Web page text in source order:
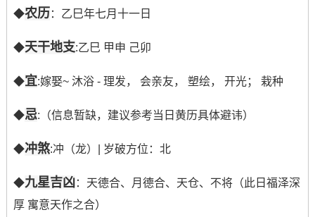
◆农历 ：乙巳年七月十一日
◆天干地支:乙巳 甲申 己卯
◆宜:嫁娶~ 沐浴 - 理发， 会亲友， 塑绘， 开光； 栽种
◆忌:（信息暂缺，建议参考当日黄历具体避讳）
◆冲煞:冲（龙）| 岁破方位：北
◆九星吉凶 ：天德合、月德合、天仓、不将（此日福泽深
厚 寓意天作之合）